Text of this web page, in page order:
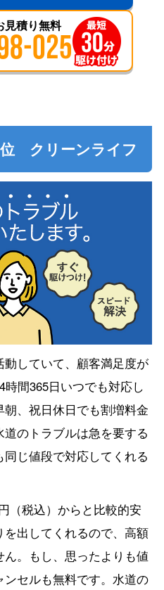
見積り無料
025
クリーンライフ
していて、顧客満足度が
間365日いつでも対応し
、祝日休日でも割増料金
のトラブルは急を要する
じ値段で対応してくれる
（税込）からと比較的安
出してくれるので、高額
。もし、思ったよりも値
セルも無料です。水道の